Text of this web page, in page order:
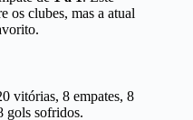
os clubes, mas a atual
vitórias, 8 empates, 8
gols sofridos.